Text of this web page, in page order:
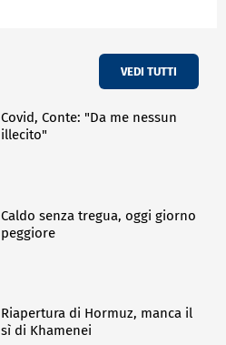
VEDI TUTTI
Covid, Conte: "Da me nessun
illecito"
Caldo senza tregua, oggi giorno
peggiore
Riapertura di Hormuz, manca il
sì di Khamenei